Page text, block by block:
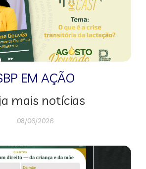
EM AÇÃO
mais notícias
08/06/2026